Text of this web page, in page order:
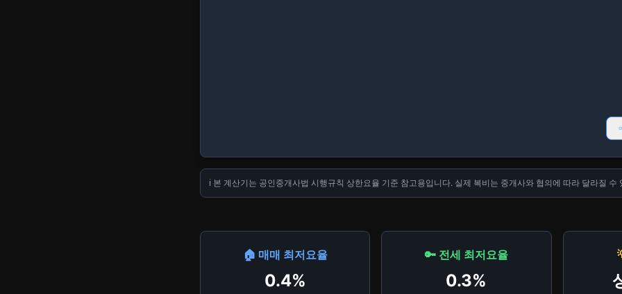
ℹ️ 본 계산기는 공인중개사법 시행규칙 상한요율 기준 참고용입니다. 실제 복비는 중개사와 협의에 따라 달라질 수
🏠 매매 최저요율
0.4%
🔑 전세 최저요율
0.3%